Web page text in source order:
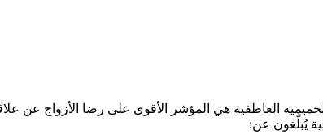
العاطفية هي المؤشر الأقوى على رضا الأزواج عن
يُبلّغون عن: